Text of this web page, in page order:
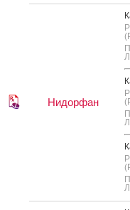
Нидорфан